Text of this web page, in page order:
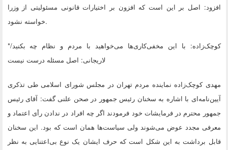
افزود: اصل بر این است که افزون بر اختیارات قانونی مسئولیتی از وزرا
خواسته نشود.
*کوچک‌زاده: با این مخفی‌کاری‌ها می‌خواهید با مردم و نظام چه بکنید/
لاریجانی: اصل مسئله درست نیست
مهدی کوچک‌زاده نماینده مردم تهران در مجلس شورای اسلامی طی تذکری
آیین‌نامه‌ای با اشاره به سخنان رئیس جمهور در صحن علنی گفت: آقای رئیس
جمهور محترم در فرمایشات خود فرمودند اگر چه افراد در ندادن رأی اعتماد و
معرفی مجدد عوض می‌شوند ولی سیاست‌ها همان است که بود. این سخنان
قابل برداشت به این شکل است که حرف ایشان یک نوع بی‌اعتنایی به نظر